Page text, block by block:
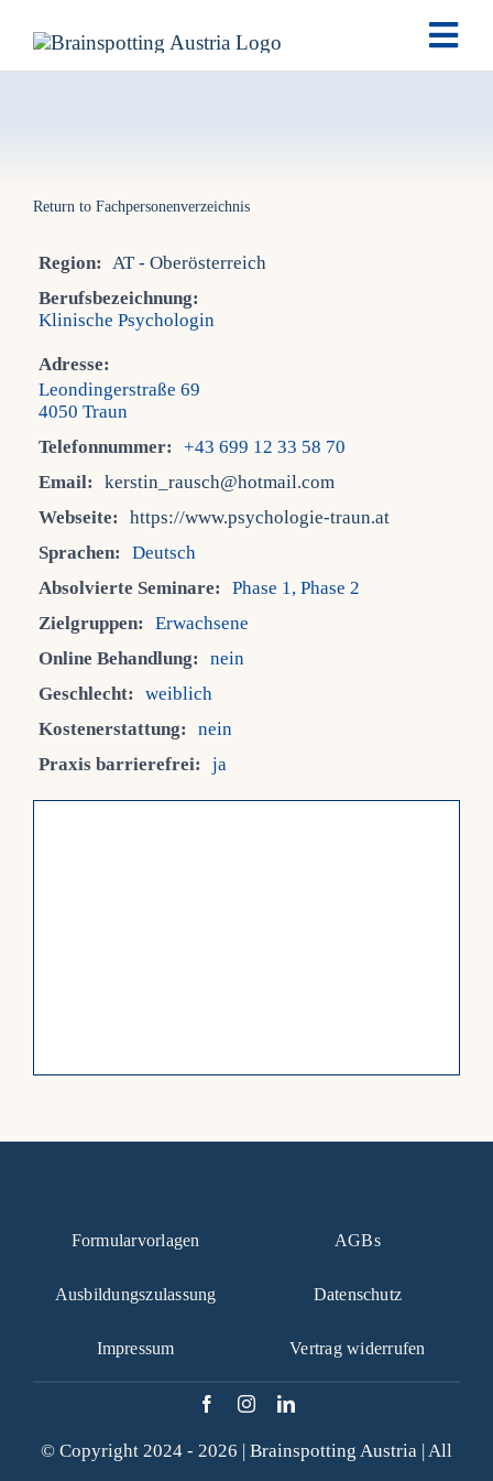
Return to Fachpersonenverzeichnis
Region:
AT - Oberösterreich
Berufsbezeichnung:
Klinische Psychologin
Adresse:
Leondingerstraße 69
4050 Traun
Telefonnummer:
+43 699 12 33 58 70
Email:
kerstin_rausch@hotmail.com
Webseite:
https://www.psychologie-traun.at
Sprachen:
Deutsch
Absolvierte Seminare:
Phase 1, Phase 2
Zielgruppen:
Erwachsene
Online Behandlung:
nein
Geschlecht:
weiblich
Kostenerstattung:
nein
Praxis barrierefrei:
ja
Formularvorlagen
Ausbildungszulassung
Impressum
AGBs
Datenschutz
Vertrag widerrufen
© Copyright 2024 - 2026 | Brainspotting Austria | All